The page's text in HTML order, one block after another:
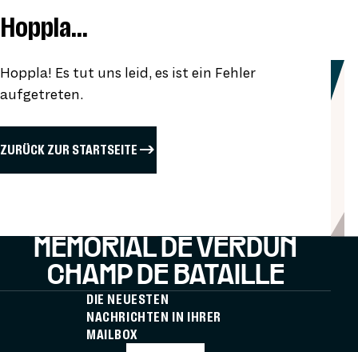
Hoppla...
Hoppla! Es tut uns leid, es ist ein Fehler
aufgetreten.
ZURÜCK ZUR STARTSEITE
MÉMORIAL DE VERDUN
CHAMP DE BATAILLE
DIE NEUESTEN
NACHRICHTEN IN IHRER
MAILBOX